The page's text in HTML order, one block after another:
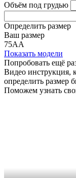
Объём под грудью
Определить размер
Ваш размер
75АА
Показать модели
Попробовать ещё
Видео инструкция,
определить размер
Поможем узнать